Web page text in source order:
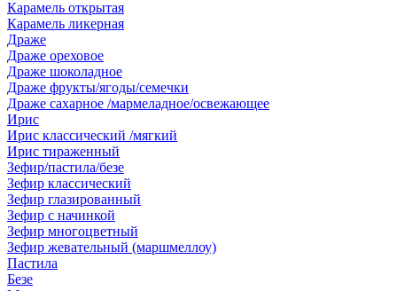
Карамель открытая
Карамель ликерная
Драже
Драже ореховое
Драже шоколадное
Драже фрукты/ягоды/семечки
Драже сахарное /мармеладное/освежающее
Ирис
Ирис классический /мягкий
Ирис тираженный
Зефир/пастила/безе
Зефир классический
Зефир глазированный
Зефир с начинкой
Зефир многоцветный
Зефир жевательный (маршмеллоу)
Пастила
Безе